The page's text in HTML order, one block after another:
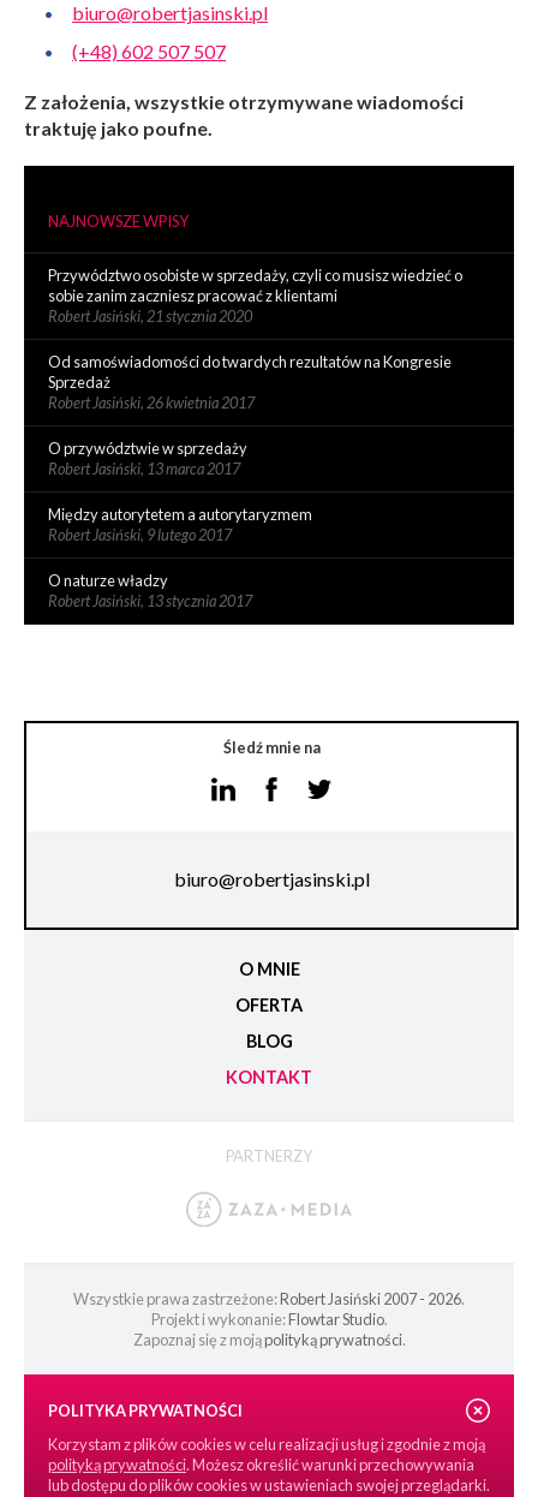
biuro@robertjasinski.pl
(+48) 602 507 507
Z założenia, wszystkie otrzymywane wiadomości
traktuję jako poufne.
NAJNOWSZE WPISY
Przywództwo osobiste w sprzedaży, czyli co musisz wiedzieć o
sobie zanim zaczniesz pracować z klientami
Robert Jasiński,21 stycznia 2020
Od samoświadomości do twardych rezultatów na Kongresie
Sprzedaż
Robert Jasiński,26 kwietnia 2017
O przywództwie w sprzedaży
Robert Jasiński, 13 marca 2017
Między autorytetem a autorytaryzmem
Robert Jasiński, 9 lutego 2017
O naturze władzy
Robert Jasiński, 13 stycznia 2017
Śledź mnie na
biuro@robertjasinski.pl
O MNIE
OFERTA
BLOG
KONTAKT
PARTNERZY
Wszystkie prawa zastrzeżone:Robert Jasiński 2007 - 2026.
Projekt i wykonanie:Flowtar Studio.
Zapoznaj się z mojąpolityką prywatności.
POLITYKA PRYWATNOŚCI
Korzystam z plików cookies w celu realizacji usług i zgodnie z moją
polityką prywatności. Możesz określić warunki przechowywania
lub dostępu do plików cookies w ustawieniach swojej przeglądarki.